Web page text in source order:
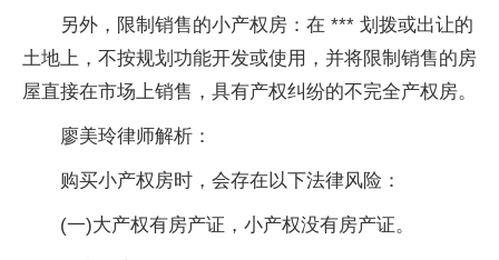
另外，限制销售的小产权房：在 *** 划拨或出让的
土地上，不按规划功能开发或使用，并将限制销售的房
屋直接在市场上销售，具有产权纠纷的不完全产权房。
廖美玲律师解析：
购买小产权房时，会存在以下法律风险：
(一)大产权有房产证，小产权没有房产证。